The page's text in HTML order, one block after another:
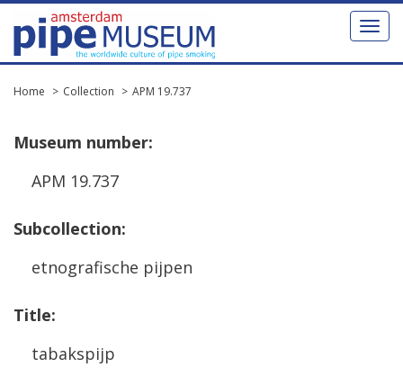
Toggle
Home Collection APM 19.737
Museum number:
APM 19.737
Subcollection:
etnografische pijpen
Title:
tabakspijp